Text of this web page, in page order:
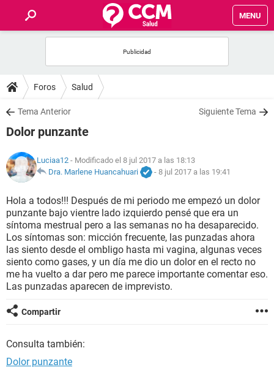
MENU
FOROS
SALUD
FAMILIA
NUTRICIÓN
BIENESTAR
SEXUALIDAD
GLOSARIO
Foros Salud
Tema Anterior Siguiente Tema
Dolor punzante
Luciaa12 - Modificado el 8 jul 2017 a las 18:13
Dra. Marlene Huancahuari
- 8 jul 2017 a las 19:41
Hola a todos!!! Después de mi periodo me empezó un dolor
punzante bajo vientre lado izquierdo pensé que era un
síntoma mestrual pero a las semanas no ha desaparecido.
Los síntomas son: micción frecuente, las punzadas ahora
las siento desde el ombligo hasta mi vagina, algunas veces
siento como gases, y un día me dio un dolor en el recto no
me ha vuelto a dar pero me parece importante comentar eso.
Las punzadas aparecen de imprevisto.
Compartir
Consulta también:
Dolor punzante